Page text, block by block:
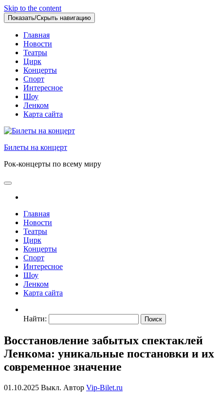
Skip to the content
Показать/Скрыть навигацию
Главная
Новости
Театры
Цирк
Концерты
Спорт
Интересное
Шоу
Ленком
Карта сайта
Билеты на концерт
Рок-концерты по всему миру
Главная
Новости
Театры
Цирк
Концерты
Спорт
Интересное
Шоу
Ленком
Карта сайта
Найти:
Восстановление забытых спектаклей
Ленкома: уникальные постановки и их
современное значение
01.10.2025 Выкл. Автор Vip-Bilet.ru